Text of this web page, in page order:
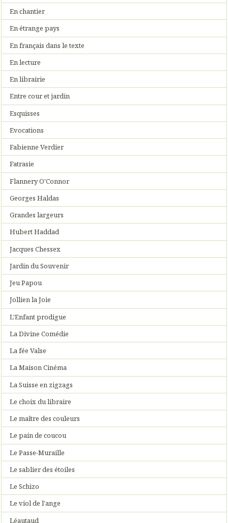
En chantier
En étrange pays
En français dans le texte
En lecture
En librairie
Entre cour et jardin
Esquisses
Evocations
Fabienne Verdier
Fatrasie
Flannery O'Connor
Georges Haldas
Grandes largeurs
Hubert Haddad
Jacques Chessex
Jardin du Souvenir
Jeu Papou
Jollien la Joie
L'Enfant prodigue
La Divine Comédie
La fée Valse
La Maison Cinéma
La Suisse en zigzags
Le choix du libraire
Le maître des couleurs
Le pain de coucou
Le Passe-Muraille
Le sablier des étoiles
Le Schizo
Le viol de l'ange
Léautaud